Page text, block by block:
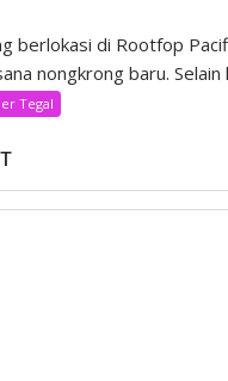
berlokasi di Rootfop
nongkrong baru. Selain
Tegal